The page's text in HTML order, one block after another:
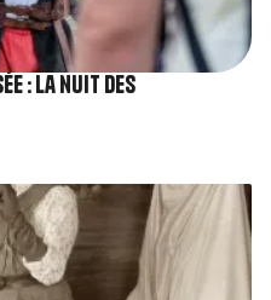
: La nuit des